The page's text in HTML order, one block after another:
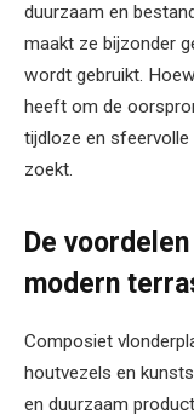
duurzaam en
maakt ze bijzonder
wordt gebruikt.
heeft om de
tijdloze en
zoekt.
De
modern
Composiet
houtvezels en
en duurzaam